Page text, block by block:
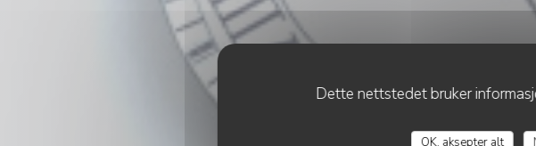
Dette nettstedet bruker
OK, aksepter alt